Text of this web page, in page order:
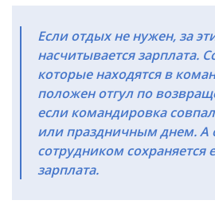
Если отдых не нужен, за
насчитывается зарплата.
которые находятся в
положен отгул по
если командировка
или праздничным днем. А
сотрудником сохраняется
зарплата.